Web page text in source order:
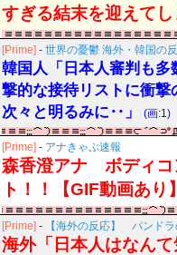
すぎる結末を迎えて
[Prime] - 世界の憂鬱 海外・韓国の
韓国人「日本人審判も
撃的な接待リストに衝
次々と明るみに‥」
(画:1)
[Prime] - アナきゃぷ速報
森香澄アナ ボディコ
ト！！【GIF動画あり】
[Prime] - 【海外の反応】 パンド
海外「日本人はなん